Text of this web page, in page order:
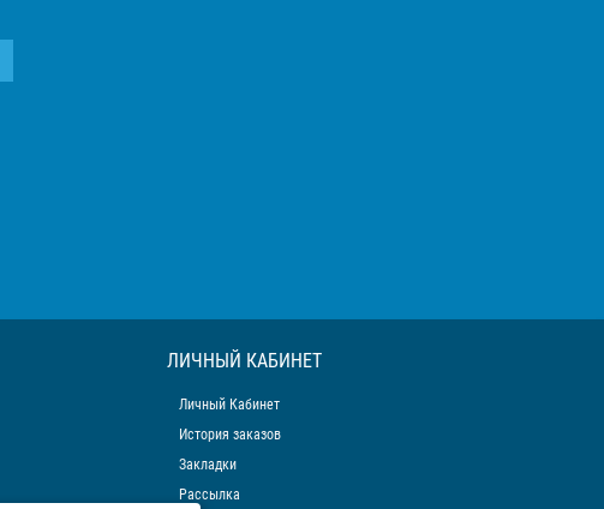
ЛИЧНЫЙ КАБИНЕТ
Личный Кабинет
История заказов
Закладки
Рассылка